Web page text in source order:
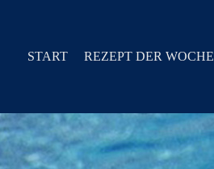
START REZEPT DER WOCHE